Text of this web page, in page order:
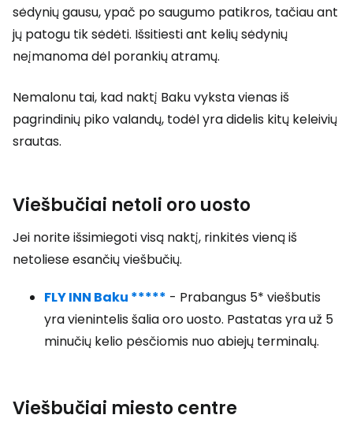
sėdynių gausu, ypač po saugumo patikros, tačiau ant
jų patogu tik sėdėti. Išsitiesti ant kelių sėdynių
neįmanoma dėl porankių atramų.
Nemalonu tai, kad naktį Baku vyksta vienas iš
pagrindinių piko valandų, todėl yra didelis kitų keleivių
srautas.
Viešbučiai netoli oro uosto
Jei norite išsimiegoti visą naktį, rinkitės vieną iš
netoliese esančių viešbučių.
FLY INN Baku ***** - Prabangus 5* viešbutis
yra vienintelis šalia oro uosto. Pastatas yra už 5
minučių kelio pėsčiomis nuo abiejų terminalų.
Viešbučiai miesto centre